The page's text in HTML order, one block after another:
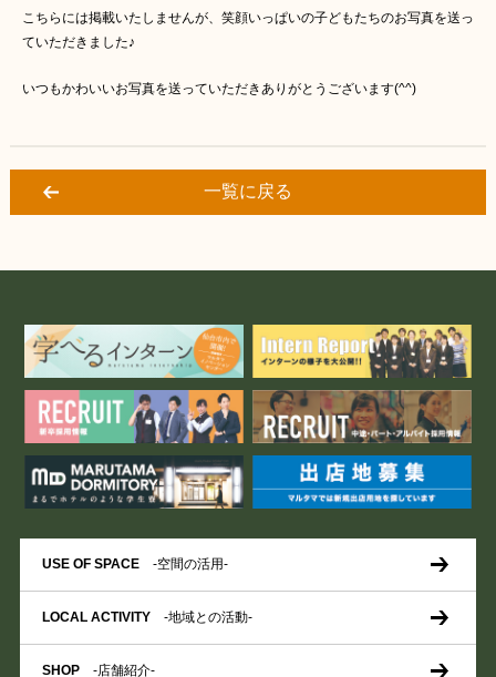
こちらには掲載いたしませんが、笑顔いっぱいの子どもたちのお写真を送っ
ていただきました♪
いつもかわいいお写真を送っていただきありがとうございます(^^)
一覧に戻る
USE OF SPACE-空間の活用-
LOCAL ACTIVITY-地域との活動-
SHOP-店舗紹介-